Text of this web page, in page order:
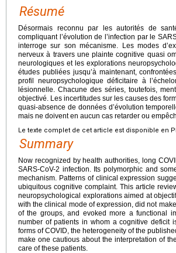
Résumé
Désormais reconnu par les autorités de
compliquant l’évolution de l’infection par le
interroge sur son mécanisme. Les modes
nerveux à travers une plainte cognitive quasi
neurologiques et les explorations
études publiées jusqu’à maintenant,
profil neuropsychologique déficitaire à
lésionnelle. Chacune des séries, toutefois,
objectivé. Les incertitudes sur les causes des
quasi-absence de données d’évolution
mais ne doivent en aucun cas retarder ou
Le texte complet de cet article est disponible en
Summary
Now recognized by health authorities, long
SARS-CoV-2 infection. Its polymorphic and
mechanism. Patterns of clinical expression
ubiquitous cognitive complaint. This article
neuropsychological explorations aimed at
with the clinical mode of expression, did not
of the groups, and evoked more a functional
number of patients in whom a cognitive deficit
forms of COVID, the heterogeneity of the
make one cautious about the interpretation of
care of these patients.